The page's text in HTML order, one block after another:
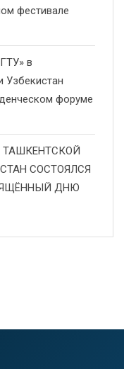
фестивале
в
Узбекистан
форуме
ТАШКЕНТСКОЙ
СОСТОЯЛСЯ
ДНЮ